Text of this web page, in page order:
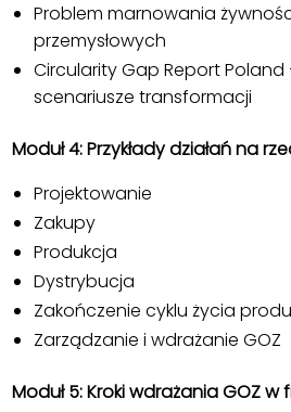
Problem marnowania
przemysłowych
Circularity Gap Report Poland
scenariusze transformacji
Moduł 4: Przykłady działań na
Projektowanie
Zakupy
Produkcja
Dystrybucja
Zakończenie cyklu życia
Zarządzanie i wdrażanie GOZ
Moduł 5: Kroki wdrażania GOZ w